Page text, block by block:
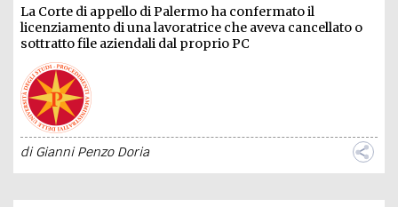
La Corte di appello di Palermo ha confermato il
licenziamento di una lavoratrice che aveva cancellato o
sottratto file aziendali dal proprio PC
diGianni Penzo Doria